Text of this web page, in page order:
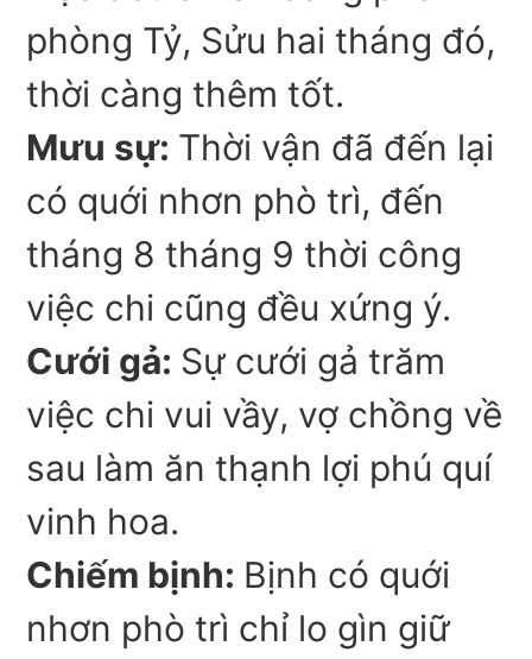
phòng Tỷ, Sửu hai tháng đó,
thời càng thêm tốt.
Mưu sự: Thời vận đã đến lại
có quới nhơn phò trì, đến
tháng 8 tháng 9 thời công
việc chi cũng đều xứng ý.
Cưới gả: Sự cưới gả trăm
việc chi vui vầy, vợ chồng về
sau làm ăn thạnh lợi phú quí
vinh hoa.
Chiếm bịnh: Bịnh có quới
nhơn phò trì chỉ lo gìn giữ